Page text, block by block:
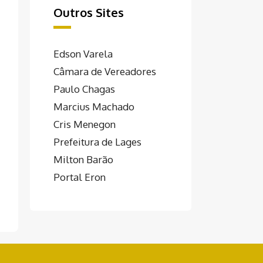
Outros Sites
Edson Varela
Câmara de Vereadores
Paulo Chagas
Marcius Machado
Cris Menegon
Prefeitura de Lages
Milton Barão
Portal Eron